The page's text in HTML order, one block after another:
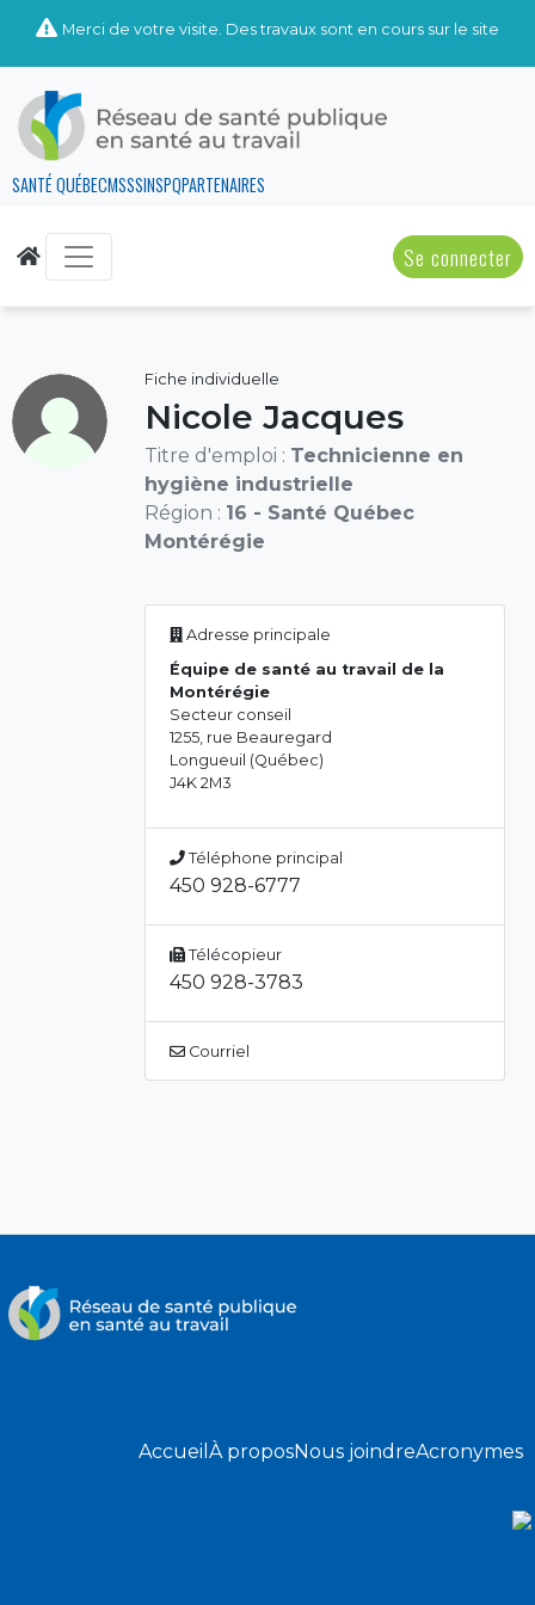
Merci de votre visite. Des travaux sont en cours sur le site
SANTÉ QUÉBECMSSSINSPQPARTENAIRES
Se connecter
Fiche individuelle
Nicole Jacques
Titre d'emploi : Technicienne en
hygiène industrielle
Région : 16 - Santé Québec
Montérégie
Adresse principale
Équipe de santé au travail de la
Montérégie
Secteur conseil
1255, rue Beauregard
Longueuil (Québec)
J4K 2M3
Téléphone principal
450 928-6777
Télécopieur
450 928-3783
Courriel
Accueil À proposNous joindreAcronymes